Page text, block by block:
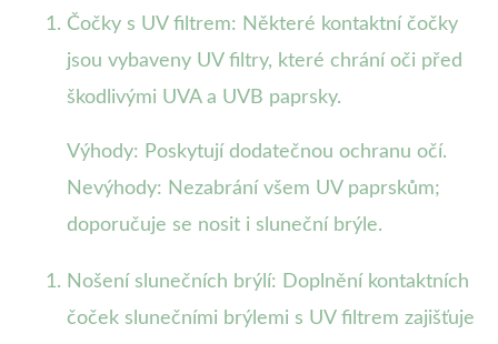
Čočky s UV filtrem: Některé kontaktní čočky
jsou vybaveny UV filtry, které chrání oči před
škodlivými UVA a UVB paprsky.
Výhody: Poskytují dodatečnou ochranu očí.
Nevýhody: Nezabrání všem UV paprskům;
doporučuje se nosit i sluneční brýle.
Nošení slunečních brýlí: Doplnění kontaktních
čoček slunečními brýlemi s UV filtrem zajišťuje